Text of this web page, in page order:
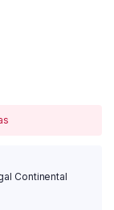
Continental